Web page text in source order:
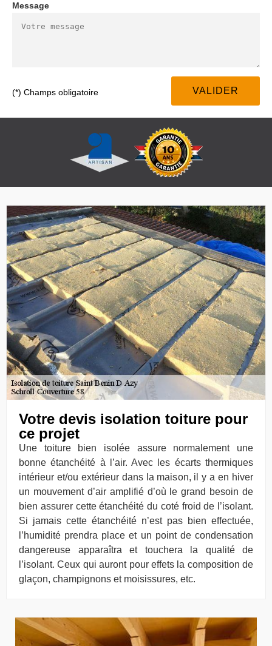
Message
(*) Champs obligatoire
Votre devis isolation toiture pour
ce projet
Une toiture bien isolée assure normalement une
bonne étanchéité à l’air. Avec les écarts thermiques
intérieur et/ou extérieur dans la maison, il y a en hiver
un mouvement d’air amplifié d’où le grand besoin de
bien assurer cette étanchéité du coté froid de l’isolant.
Si jamais cette étanchéité n’est pas bien effectuée,
l’humidité prendra place et un point de condensation
dangereuse apparaîtra et touchera la qualité de
l’isolant. Ceux qui auront pour effets la composition de
glaçon, champignons et moisissures, etc.